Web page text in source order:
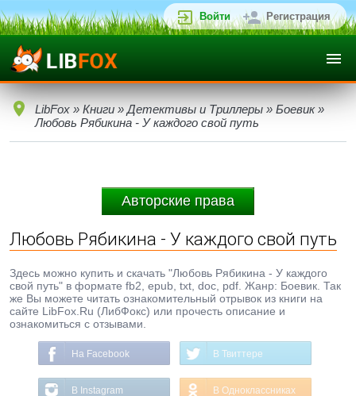
Войти Регистрация
LibFox » Книги » Детективы и Триллеры » Боевик»
Любовь Рябикина - У каждого свой путь
Авторские права
Любовь Рябикина - У каждого свой путь
Здесь можно купить и скачать "Любовь Рябикина - У каждого
свой путь" в формате fb2, epub, txt, doc, pdf. Жанр: Боевик. Так
же Вы можете читать ознакомительный отрывок из книги на
сайте LibFox.Ru (ЛибФокс) или прочесть описание и
ознакомиться с отзывами.
На Facebook В Твиттере
В Instagram В Одноклассниках